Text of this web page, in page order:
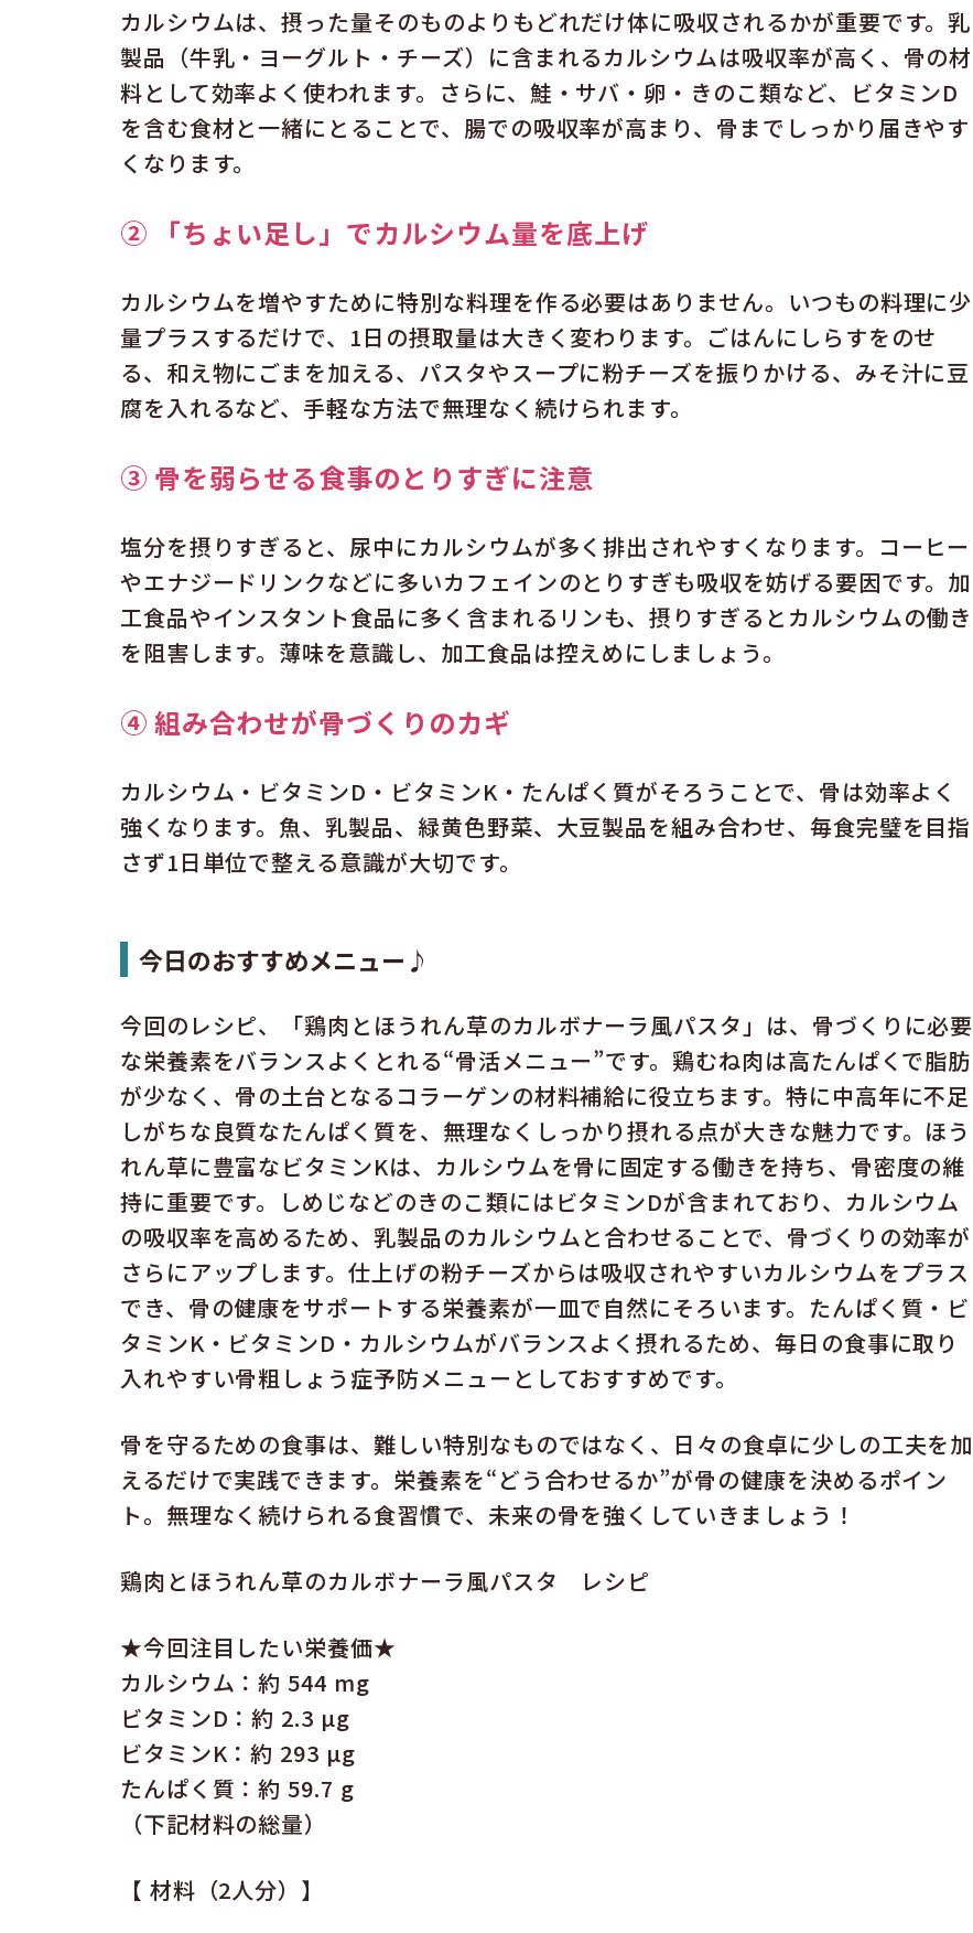
カルシウムは、摂った量そのものよりもどれだけ体に吸収されるかが重要です。乳
製品（牛乳・ヨーグルト・チーズ）に含まれるカルシウムは吸収率が高く、骨の材
料として効率よく使われます。さらに、鮭・サバ・卵・きのこ類など、ビタミンD
を含む食材と一緒にとることで、腸での吸収率が高まり、骨までしっかり届きやす
くなります。
② 「ちょい足し」でカルシウム量を底上げ
カルシウムを増やすために特別な料理を作る必要はありません。いつもの料理に少
量プラスするだけで、1日の摂取量は大きく変わります。ごはんにしらすをのせ
る、和え物にごまを加える、パスタやスープに粉チーズを振りかける、みそ汁に豆
腐を入れるなど、手軽な方法で無理なく続けられます。
③ 骨を弱らせる食事のとりすぎに注意
塩分を摂りすぎると、尿中にカルシウムが多く排出されやすくなります。コーヒー
やエナジードリンクなどに多いカフェインのとりすぎも吸収を妨げる要因です。加
工食品やインスタント食品に多く含まれるリンも、摂りすぎるとカルシウムの働き
を阻害します。薄味を意識し、加工食品は控えめにしましょう。
④ 組み合わせが骨づくりのカギ
カルシウム・ビタミンD・ビタミンK・たんぱく質がそろうことで、骨は効率よく
強くなります。魚、乳製品、緑黄色野菜、大豆製品を組み合わせ、毎食完璧を目指
さず1日単位で整える意識が大切です。
今日のおすすめメニュー♪
今回のレシピ、「鶏肉とほうれん草のカルボナーラ風パスタ」は、骨づくりに必要
な栄養素をバランスよくとれる“骨活メニュー”です。鶏むね肉は高たんぱくで脂肪
が少なく、骨の土台となるコラーゲンの材料補給に役立ちます。特に中高年に不足
しがちな良質なたんぱく質を、無理なくしっかり摂れる点が大きな魅力です。ほう
れん草に豊富なビタミンKは、カルシウムを骨に固定する働きを持ち、骨密度の維
持に重要です。しめじなどのきのこ類にはビタミンDが含まれており、カルシウム
の吸収率を高めるため、乳製品のカルシウムと合わせることで、骨づくりの効率が
さらにアップします。仕上げの粉チーズからは吸収されやすいカルシウムをプラス
でき、骨の健康をサポートする栄養素が一皿で自然にそろいます。たんぱく質・ビ
タミンK・ビタミンD・カルシウムがバランスよく摂れるため、毎日の食事に取り
入れやすい骨粗しょう症予防メニューとしておすすめです。
骨を守るための食事は、難しい特別なものではなく、日々の食卓に少しの工夫を加
えるだけで実践できます。栄養素を“どう合わせるか”が骨の健康を決めるポイン
ト。無理なく続けられる食習慣で、未来の骨を強くしていきましょう！
鶏肉とほうれん草のカルボナーラ風パスタ レシピ
★今回注目したい栄養価★
カルシウム：約 544 mg
ビタミンD：約 2.3 µg
ビタミンK：約 293 µg
たんぱく質：約 59.7 g
（下記材料の総量）
【 材料（2人分）】